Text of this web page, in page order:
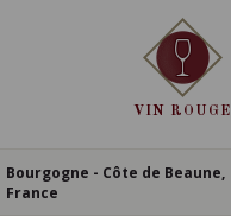
VIN ROUGE
Bourgogne - Côte de Beaune,
France